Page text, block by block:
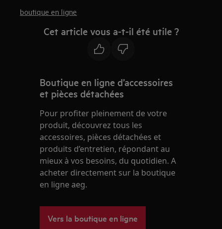
boutique en ligne
Cet article vous a-t-il été utile ?
Boutique en ligne d’accessoires
et pièces détachées
Pour profiter pleinement de votre
produit, découvrez tous les
accessoires, pièces détachées et
produits d’entretien, répondant au
mieux à vos besoins, du quotidien. A
acheter directement sur la boutique
en ligne aeg.
Vers la boutique en ligne